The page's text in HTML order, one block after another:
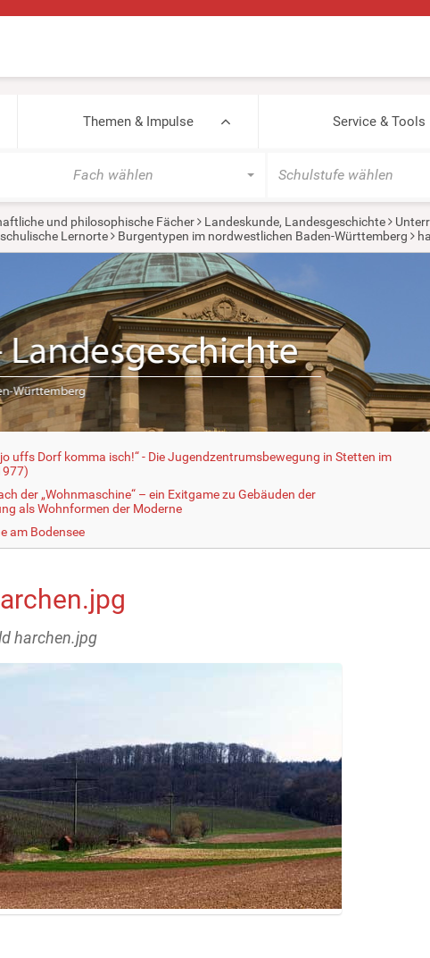
Themen & Impulse Service & Tools
Fach wählen Schulstufe wählen
und philosophische Fächer Landeskunde, Landesgeschichte
Lernorte Burgentypen im nordwestlichen Baden-Württemberg
uffs Dorf komma isch!“ - Die Jugendzentrumsbewegung in Stetten im
der „Wohnmaschine“ – ein Exitgame zu Gebäuden der
als Wohnformen der Moderne
am Bodensee
harchen.jpg